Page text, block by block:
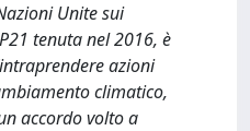
Unite sui
tenuta nel 2016, è
azioni
climatico,
accordo volto a